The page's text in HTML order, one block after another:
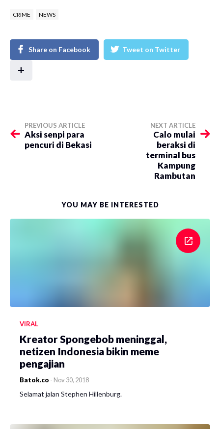
CRIME NEWS
Share on Facebook Tweet on Twitter
+
PREVIOUS ARTICLE
​Aksi senpi para
pencuri di Bekasi
NEXT ARTICLE
​Calo mulai
beraksi di
terminal bus
Kampung
Rambutan
YOU MAY BE INTERESTED
VIRAL
Kreator Spongebob meninggal,
netizen Indonesia bikin meme
pengajian
Batok.co - Nov 30, 2018
Selamat jalan Stephen Hillenburg.